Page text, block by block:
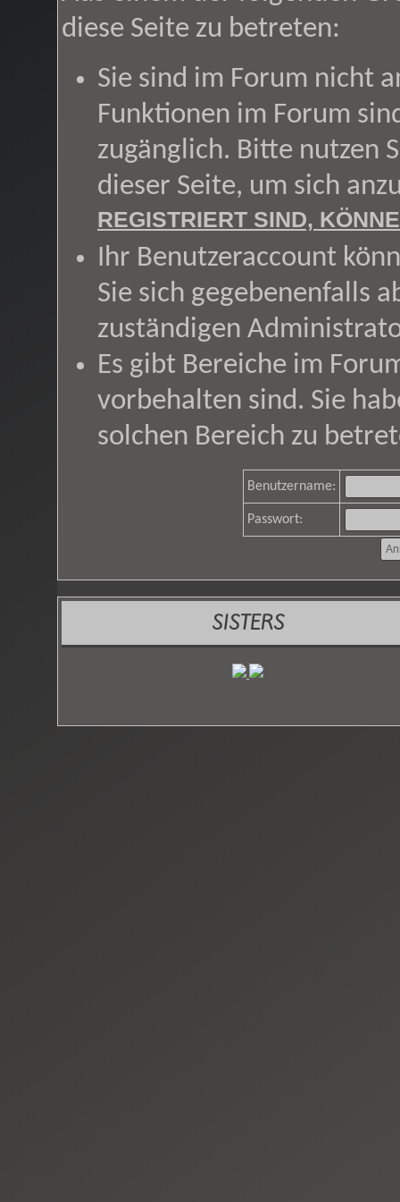
diese Seite zu betreten:
Sie sind im Forum nicht
Funktionen im Forum
zugänglich. Bitte nutzen
dieser Seite, um sich
REGISTRIERT SIND,
Ihr Benutzeraccount
Sie sich gegebenenfalls
zuständigen
Es gibt Bereiche im
vorbehalten sind. Sie
solchen Bereich zu
Benutzername:
Passwort:
SISTERS